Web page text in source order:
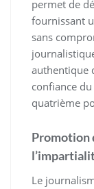
permet de
fournissant
sans
authentique
confiance
quatrième
Promotion
Le